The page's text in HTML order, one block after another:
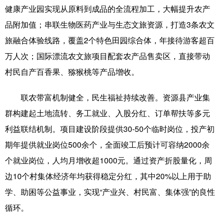
多语种频道
Русский язык 日本語
健康产业园实现从原料到成品的全流程加工，大幅提升农产
品附加值；串联生物医药产业与生态文旅资源，打造3条农文
旅融合体验线路，覆盖2个特色田园综合体，年接待游客超百
万人次；国际漂流农文旅项目配套农产品售卖区，直接带动
村民自产百香果、猕猴桃等产品增收。
联农带富机制健全，民生福祉持续改善。资源县产业集
群构建起土地流转、务工就业、入股分红、订单帮扶等多元
利益联结机制。项目建设阶段提供30-50个临时岗位，投产初
期年提供就业岗位500余个，全面竣工后预计可容纳2000余
个就业岗位，人均月增收超1000元。通过资产折股量化，周
边10个村集体经济年均获得稳定分红，其中20%以上用于助
学、助困等公益事业，实现“产业兴、村民富、集体强”的良性
循环。